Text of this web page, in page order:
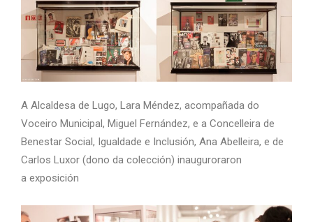
A Alcaldesa de Lugo, Lara Méndez, acompañada do
Voceiro Municipal, Miguel Fernández, e a Concelleira de
Benestar Social, Igualdade e Inclusión, Ana Abelleira, e de
Carlos Luxor (dono da colección) inauguroraron
a exposición